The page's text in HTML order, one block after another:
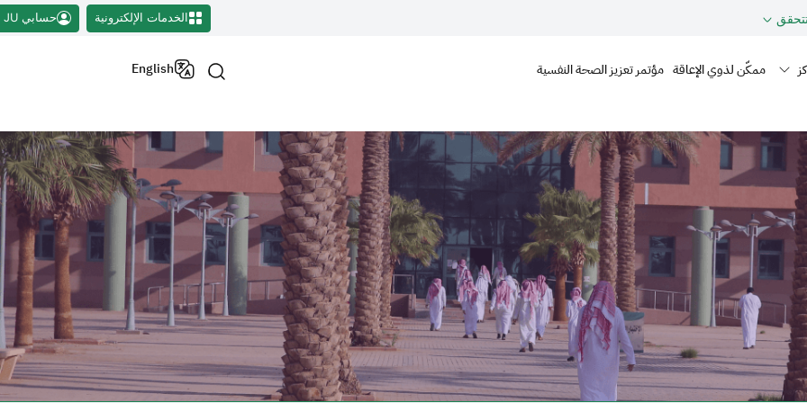
الخدمات الإلكترونية حسابي JU
ممكّن لذوي الإعاقة مؤتمر تعزيز الصحة النفسية English